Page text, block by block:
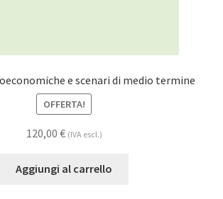
e scenari di medio termine
OFFERTA!
120,00 € (IVA escl.)
Aggiungi al carrello